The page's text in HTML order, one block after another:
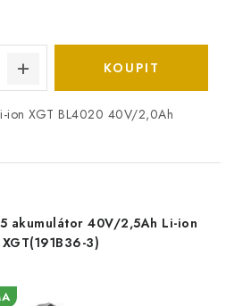
ion XGT BL4020 40V/2,0Ah
akumulátor 40V/2,5Ah Li-ion
XGT(191B36-3)